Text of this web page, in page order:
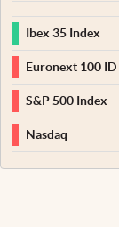
Ibex 35 Index
Euronext 100 ID
S&P 500 Index
Nasdaq